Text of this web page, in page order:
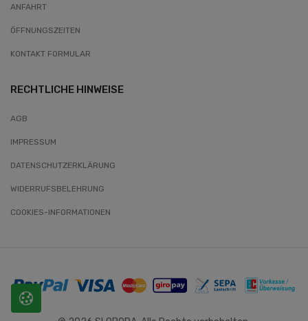
ANFAHRT
ÖFFNUNGSZEITEN
KONTAKT FORMULAR
RECHTLICHE HINWEISE
AGB
IMPRESSUM
DATENSCHUTZERKLÄRUNG
WIDERRUFSBELEHRUNG
COOKIES-INFORMATIONEN